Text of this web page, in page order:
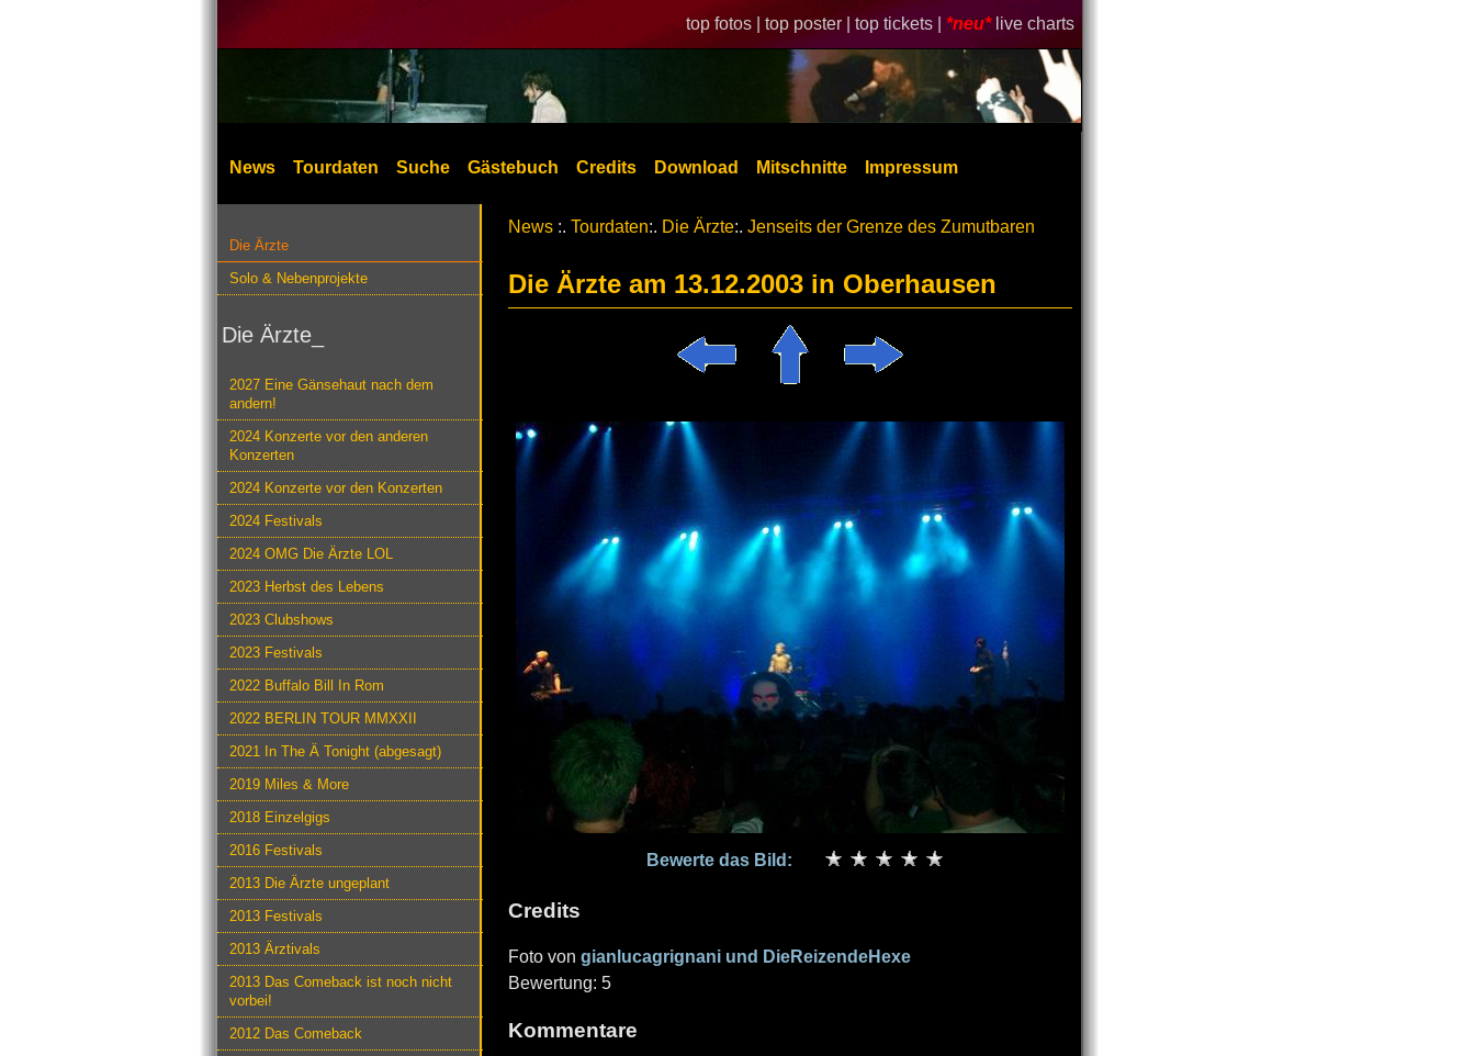
top fotos | top poster | top tickets | *neu* live charts
News Tourdaten Suche Gästebuch Credits Download Mitschnitte Impressum
Die Ärzte
Solo & Nebenprojekte
Die Ärzte_
2027 Eine Gänsehaut nach dem
andern!
2024 Konzerte vor den anderen
Konzerten
2024 Konzerte vor den Konzerten
2024 Festivals
2024 OMG Die Ärzte LOL
2023 Herbst des Lebens
2023 Clubshows
2023 Festivals
2022 Buffalo Bill In Rom
2022 BERLIN TOUR MMXXII
2021 In The Ä Tonight (abgesagt)
2019 Miles & More
2018 Einzelgigs
2016 Festivals
2013 Die Ärzte ungeplant
2013 Festivals
2013 Ärztivals
2013 Das Comeback ist noch nicht
vorbei!
2012 Das Comeback
News :. Tourdaten:. Die Ärzte:. Jenseits der Grenze des Zumutbaren
Die Ärzte am 13.12.2003 in Oberhausen
Bewerte das Bild:
Credits
Foto von gianlucagrignani und DieReizendeHexe
Bewertung: 5
Kommentare